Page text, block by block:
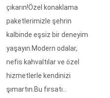
çıkarın!Özel konaklama
paketlerimizle şehrin
kalbinde eşsiz bir deneyim
yaşayın.Modern odalar,
nefis kahvaltılar ve özel
hizmetlerle kendinizi
şımartın.Bu fırsatı...